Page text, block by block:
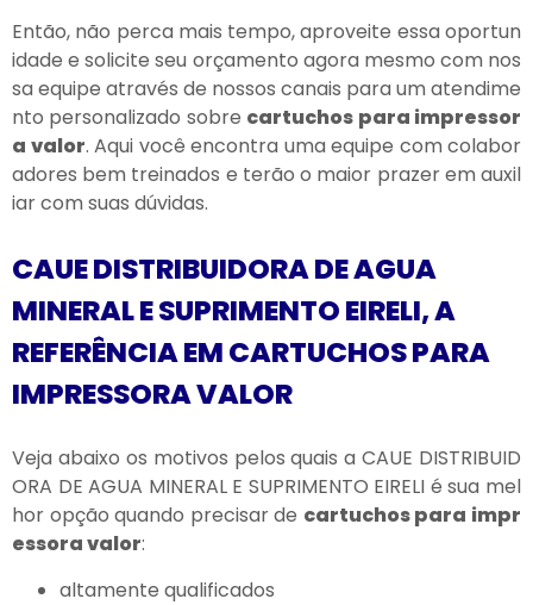
Então, não perca mais tempo, aproveite essa oportun
idade e solicite seu orçamento agora mesmo com nos
sa equipe através de nossos canais para um atendime
nto personalizado sobre cartuchos para impressor
a valor. Aqui você encontra uma equipe com colabor
adores bem treinados e terão o maior prazer em auxil
iar com suas dúvidas.
CAUE DISTRIBUIDORA DE AGUA
MINERAL E SUPRIMENTO EIRELI, A
REFERÊNCIA EM CARTUCHOS PARA
IMPRESSORA VALOR
Veja abaixo os motivos pelos quais a CAUE DISTRIBUID
ORA DE AGUA MINERAL E SUPRIMENTO EIRELI é sua mel
hor opção quando precisar de cartuchos para impr
essora valor:
altamente qualificados